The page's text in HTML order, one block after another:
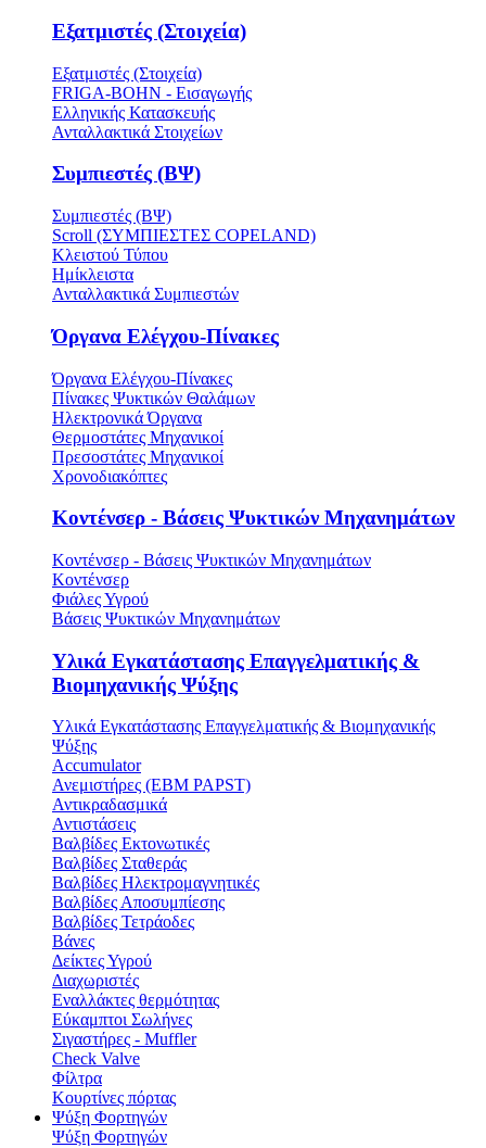
Εξατμιστές (Στοιχεία)
Εξατμιστές (Στοιχεία)
FRIGA-BOHN - Εισαγωγής
Ελληνικής Κατασκευής
Ανταλλακτικά Στοιχείων
Συμπιεστές (ΒΨ)
Συμπιεστές (ΒΨ)
Scroll (ΣΥΜΠΙΕΣΤΕΣ COPELAND)
Κλειστού Τύπου
Ημίκλειστα
Ανταλλακτικά Συμπιεστών
Όργανα Ελέγχου-Πίνακες
Όργανα Ελέγχου-Πίνακες
Πίνακες Ψυκτικών Θαλάμων
Ηλεκτρονικά Όργανα
Θερμοστάτες Μηχανικοί
Πρεσοστάτες Μηχανικοί
Χρονοδιακόπτες
Κοντένσερ - Βάσεις Ψυκτικών Μηχανημάτων
Κοντένσερ - Βάσεις Ψυκτικών Μηχανημάτων
Κοντένσερ
Φιάλες Υγρού
Βάσεις Ψυκτικών Μηχανημάτων
Υλικά Εγκατάστασης Επαγγελματικής &
Βιομηχανικής Ψύξης
Υλικά Εγκατάστασης Επαγγελματικής & Βιομηχανικής
Ψύξης
Accumulator
Ανεμιστήρες (ΕΒΜ PAPST)
Αντικραδασμικά
Αντιστάσεις
Βαλβίδες Εκτονωτικές
Βαλβίδες Σταθεράς
Βαλβίδες Ηλεκτρομαγνητικές
Βαλβίδες Αποσυμπίεσης
Βαλβίδες Τετράοδες
Βάνες
Δείκτες Υγρού
Διαχωριστές
Εναλλάκτες θερμότητας
Εύκαμπτοι Σωλήνες
Σιγαστήρες - Muffler
Check Valve
Φίλτρα
Κουρτίνες πόρτας
Ψύξη Φορτηγών
Ψύξη Φορτηγών